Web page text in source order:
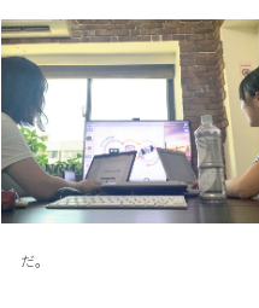
だ。